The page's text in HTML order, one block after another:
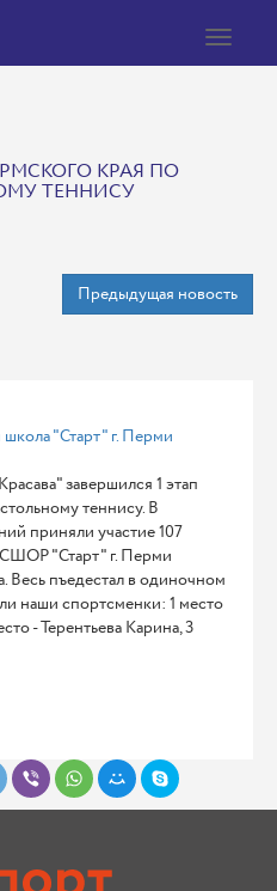
Toggle
КРАЯ ПО
ТЕННИСУ
Предыдущая новость
"Старт" г. Перми
завершился 1 этап
теннису. В
приняли участие 107
"Старт" г. Перми
Весь пъедестал в одиночном
наши спортсменки: 1 место
- Терентьева Карина, 3